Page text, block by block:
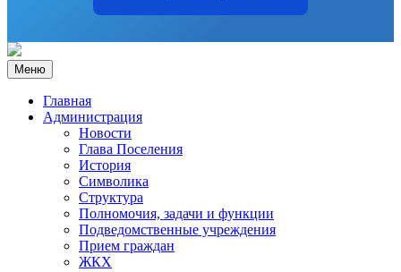
Меню
Главная
Администрация
Новости
Глава Поселения
История
Символика
Структура
Полномочия, задачи и функции
Подведомственные учреждения
Прием граждан
ЖКХ